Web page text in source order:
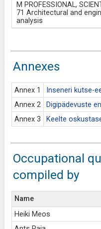
M PROFESSIONAL,
71 Architectural and
analysis
Annexes
Annex 1
Inseneri kutse-
Annex 2
Digipädevuste
Annex 3
Keelte
Occupational
compiled by
Name
Heiki Meos